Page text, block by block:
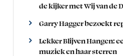
de kijker met Wij van de
Garry Hagger bezoekt
Lekker Blijven Hangen:
muziek en haar sterren